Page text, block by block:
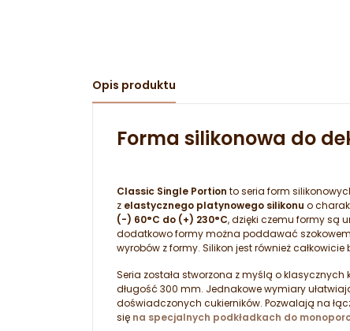
Opis produktu
Forma silikonowa do
Classic Single Portion to seria form
z elastycznego platynowego silikonu o
(-) 60°C do (+) 230°C, dzięki czemu formy są
dodatkowo formy można poddawać
wyrobów z formy. Silikon jest również
Seria została stworzona z myślą o klasycznych
długość 300 mm. Jednakowe wymiary
doświadczonych cukierników. Pozwalają na
się na specjalnych podkładkach do